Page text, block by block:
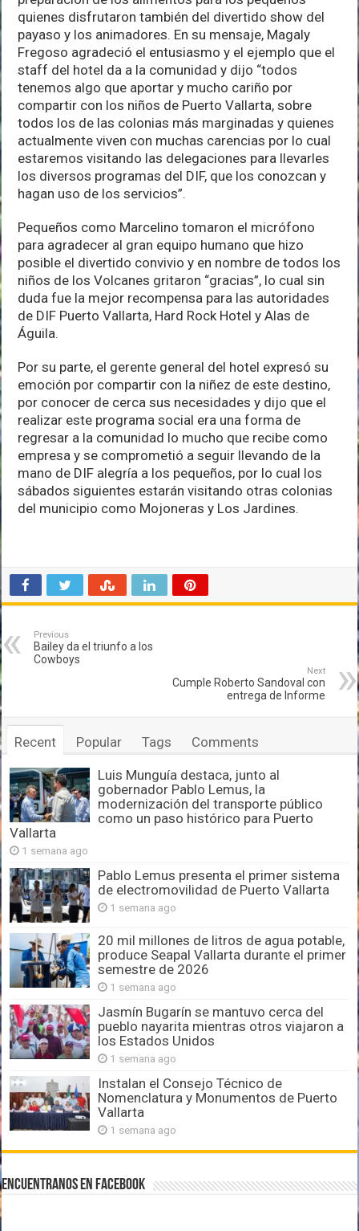
quienes disfrutaron también del divertido show del
payaso y los animadores. En su mensaje, Magaly
Fregoso agradeció el entusiasmo y el ejemplo que el
staff del hotel da a la comunidad y dijo “todos
tenemos algo que aportar y mucho cariño por
compartir con los niños de Puerto Vallarta, sobre
todos los de las colonias más marginadas y quienes
actualmente viven con muchas carencias por lo cual
estaremos visitando las delegaciones para llevarles
los diversos programas del DIF, que los conozcan y
hagan uso de los servicios”.
Pequeños como Marcelino tomaron el micrófono
para agradecer al gran equipo humano que hizo
posible el divertido convivio y en nombre de todos los
niños de los Volcanes gritaron “gracias”, lo cual sin
duda fue la mejor recompensa para las autoridades
de DIF Puerto Vallarta, Hard Rock Hotel y Alas de
Águila.
Por su parte, el gerente general del hotel expresó su
emoción por compartir con la niñez de este destino,
por conocer de cerca sus necesidades y dijo que el
realizar este programa social era una forma de
regresar a la comunidad lo mucho que recibe como
empresa y se comprometió a seguir llevando de la
mano de DIF alegría a los pequeños, por lo cual los
sábados siguientes estarán visitando otras colonias
del municipio como Mojoneras y Los Jardines.
Previous
Bailey da el triunfo a los
Cowboys
Next
Cumple Roberto Sandoval con
entrega de Informe
Recent Popular Tags Comments
Luis Munguía destaca, junto al
gobernador Pablo Lemus, la
modernización del transporte público
como un paso histórico para Puerto
Vallarta
1 semana ago
Pablo Lemus presenta el primer sistema
de electromovilidad de Puerto Vallarta
1 semana ago
20 mil millones de litros de agua potable,
produce Seapal Vallarta durante el primer
semestre de 2026
1 semana ago
Jasmín Bugarín se mantuvo cerca del
pueblo nayarita mientras otros viajaron a
los Estados Unidos
1 semana ago
Instalan el Consejo Técnico de
Nomenclatura y Monumentos de Puerto
Vallarta
1 semana ago
Encuentranos en Facebook